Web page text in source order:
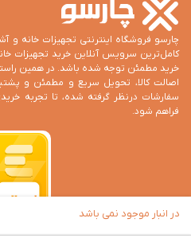
در انبار موجود نمی باشد
چارسو فروشگاه اینترنتی تجهیزات خانه
کامل‌ترین سرویس آنلاین خرید تجهیزات
اصالت کالا، تحویل سریع و مطمئن و
سفارشات درنظر گرفته شده، تا تجربه
فراهم شود.